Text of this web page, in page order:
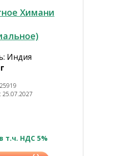
Химани
Индия
25.07.2027
в т.ч. НДС 5%